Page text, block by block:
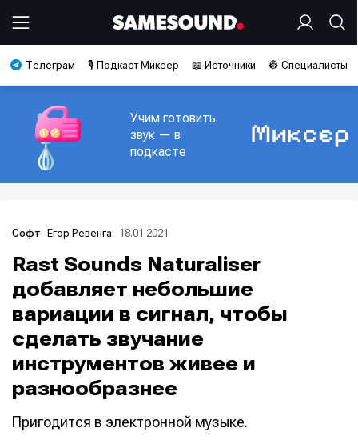
Телеграм 🎙️ Подкаст Миксер 📖 Источники 👷 Специалисты
Учим готовить
звук — в
подкасте
Софт Егор Ревенга 18.01.2021
Rast Sounds Naturaliser
добавляет небольшие
вариации в сигнал, чтобы
сделать звучание
инструментов живее и
разнообразнее
Пригодится в электронной музыке.